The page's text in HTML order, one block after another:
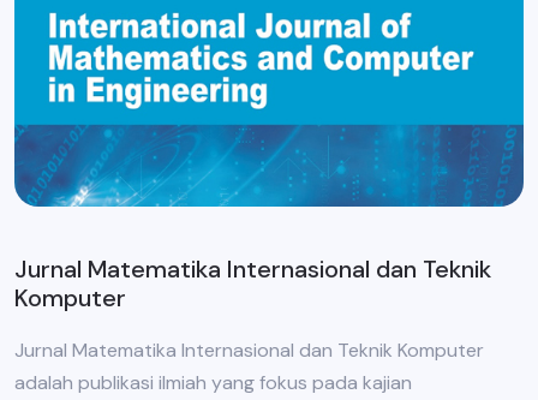
Jurnal Matematika Internasional dan Teknik
Komputer
Jurnal Matematika Internasional dan Teknik Komputer
adalah publikasi ilmiah yang fokus pada kajian